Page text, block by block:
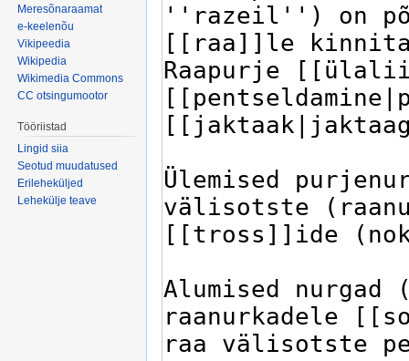
Meresõnaraamat
e-keelenõu
Vikipeedia
Wikipedia
Wikimedia Commons
CC otsingumootor
Tööriistad
Lingid siia
Seotud muudatused
Erileheküljed
Lehekülje teave